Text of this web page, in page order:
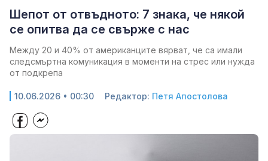
Шепот от отвъдното: 7 знака, че някой
се опитва да се свърже с нас
Между 20 и 40% от американците вярват, че са имали
следсмъртна комуникация в моменти на стрес или нужда
от подкрепа
10.06.2026 • 00:30 Редактор: Петя Апостолова